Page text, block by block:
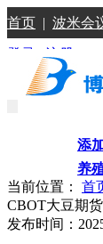
首页 | 波米会
登录 |注册
添
养
当前位置： 首
CBOT大豆期
发布时间：